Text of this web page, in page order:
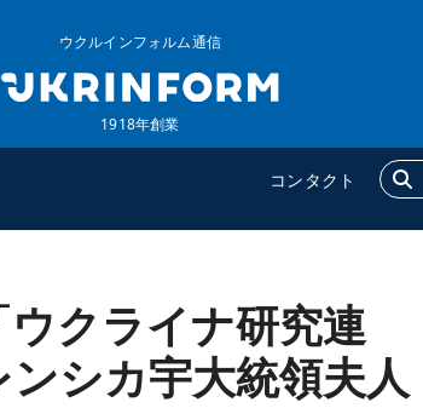
ウクルインフォルム通信
1918年創業
コンタクト
ム
につい
追加
特集
インタビュー
クライナ研究連
シカ宇大統領夫人